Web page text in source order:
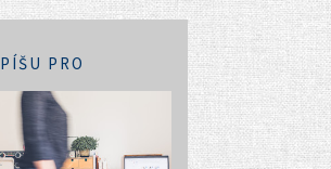
PÍŠU PRO